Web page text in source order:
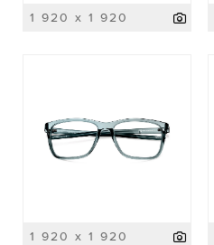
1 920 x 1 920
1 920 x 1 920